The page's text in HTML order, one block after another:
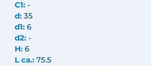
C1: -
d: 35
d1: 6
d2: -
H: 6
L ca.: 75.5